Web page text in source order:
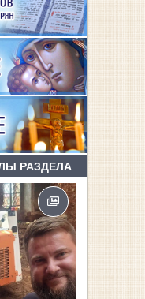
РАЗДЕЛА